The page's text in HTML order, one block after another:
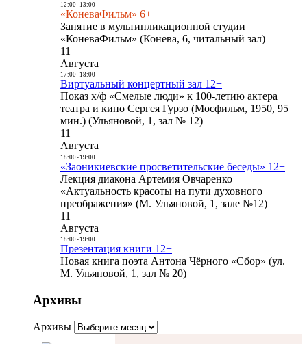
12:00- 13:00
«КоневаФильм» 6+
Занятие в мультипликационной студии
«КоневаФильм» (Конева, 6, читальный зал)
11
Августа
17:00- 18:00
Виртуальный концертный зал 12+
Показ х/ф «Смелые люди» к 100-летию актера
театра и кино Сергея Гурзо (Мосфильм, 1950, 95
мин.) (Ульяновой, 1, зал № 12)
11
Августа
18:00- 19:00
«Заоникиевские просветительские беседы» 12+
Лекция диакона Артемия Овчаренко
«Актуальность красоты на пути духовного
преображения» (М. Ульяновой, 1, зале №12)
11
Августа
18:00- 19:00
Презентация книги 12+
Новая книга поэта Антона Чёрного «Сбор» (ул.
М. Ульяновой, 1, зал № 20)
Архивы
Архивы